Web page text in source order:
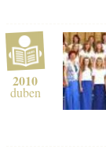
2010
duben